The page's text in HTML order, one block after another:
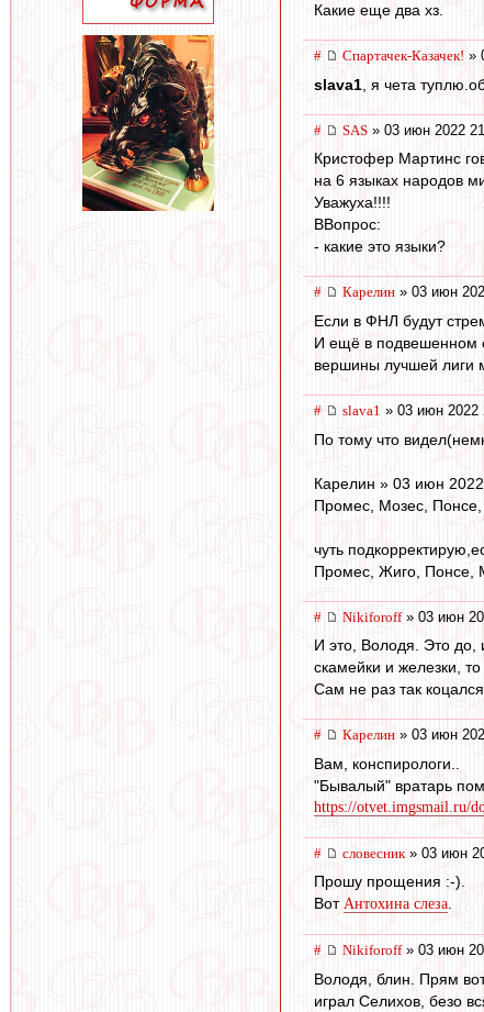
Какие еще два хз.
# Спартачек-Казачек! »
slava1 , я чета
# SAS » 03 июн 2022
Кристофер Мартинс
на 6 языках народов
Уважуха!!!!
ВВопрос:
- какие это языки?
# Карелин » 03 июн
Если в ФНЛ будут
И ещё в подвешенном
вершины лучшей лиги
# slava1 » 03 июн 2022
По тому что
Карелин » 03 июн
Промес, Мозес, Понсе,
чуть
Промес, Жигo, Понсе,
# Nikiforoff» 03 июн
И это, Володя. Это до,
скамейки и железки,
Сам не раз так
# Карелин » 03 июн
Вам, конспирологи..
"Бывалый" вратарь
https://otvet.imgsmail.ru/
# словесник » 03 июн
Прошу прощения :-).
Вот Антохина слеза.
# Nikiforoff» 03 июн
Володя, блин. Прям
играл Селихов, безо